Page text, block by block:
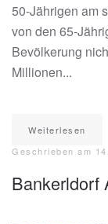
50-Jährigen am
von den 65-
Bevölkerung
Millionen...
Weiterlesen
Geschrieben am
Bankerldorf